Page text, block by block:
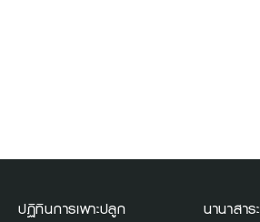
ปฏิทินการเพาะปลูก
นานาสาระ